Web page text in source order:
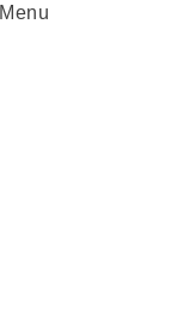
Menu